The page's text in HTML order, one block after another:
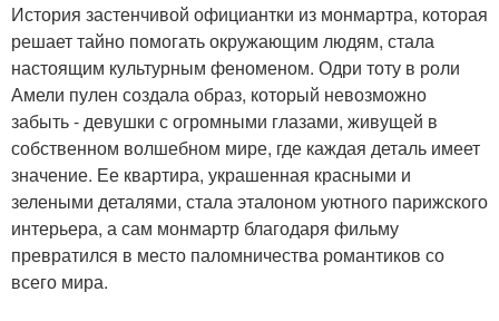
История застенчивой официантки из монмартра, которая
решает тайно помогать окружающим людям, стала
настоящим культурным феноменом. Одри тоту в роли
Амели пулен создала образ, который невозможно
забыть - девушки с огромными глазами, живущей в
собственном волшебном мире, где каждая деталь имеет
значение. Ее квартира, украшенная красными и
зелеными деталями, стала эталоном уютного парижского
интерьера, а сам монмартр благодаря фильму
превратился в место паломничества романтиков со
всего мира.